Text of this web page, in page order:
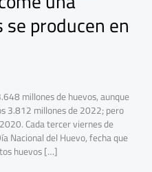
producen en
millones de huevos, aunque
3.812 millones de 2022; pero
Cada tercer viernes de
Nacional del Huevo, fecha que
huevos […]